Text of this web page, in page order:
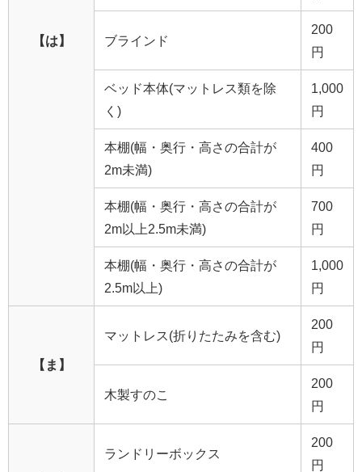
【は】 ブラインド
200
円
ベッド本体(マットレス類を除
く)
1,000
円
本棚(幅・奥行・高さの合計が
2m未満)
400
円
本棚(幅・奥行・高さの合計が
2m以上2.5m未満)
700
円
本棚(幅・奥行・高さの合計が
2.5m以上)
1,000
円
【ま】
マットレス(折りたたみを含む)
200
円
木製すのこ
200
円
ランドリーボックス
200
円